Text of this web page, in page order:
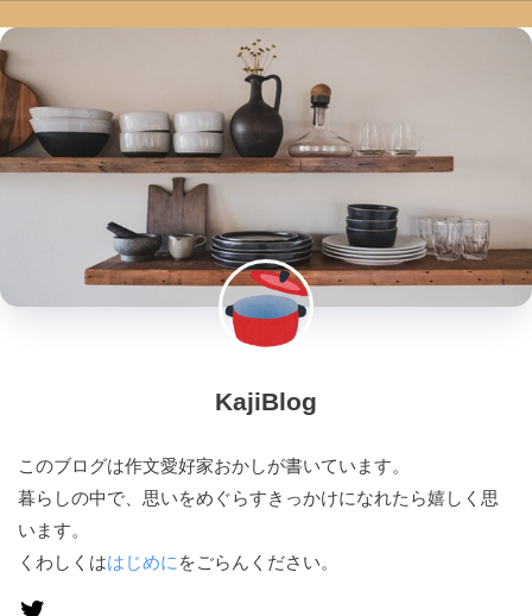
KajiBlog
このブログは作文愛好家おかしが書いています。
暮らしの中で、思いをめぐらすきっかけになれたら嬉しく思
います。
くわしくははじめに をごらんください。